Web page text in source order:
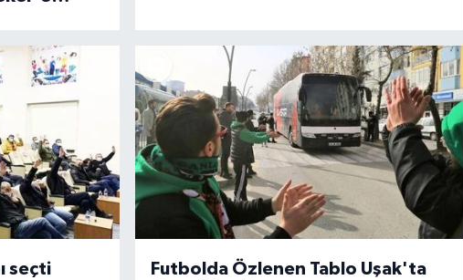
seçti
Futbolda Özlenen Tablo Uşak'ta